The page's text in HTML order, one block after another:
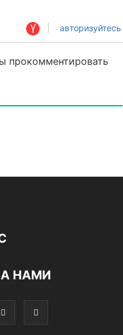
авторизуйтесь
прокомментировать
НАМИ